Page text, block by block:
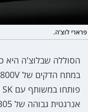
פרארי לוצ'ה.